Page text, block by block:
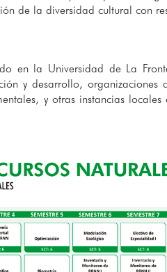
de la diversidad cultural con
en la Universidad de La
y desarrollo,
y otras instancias